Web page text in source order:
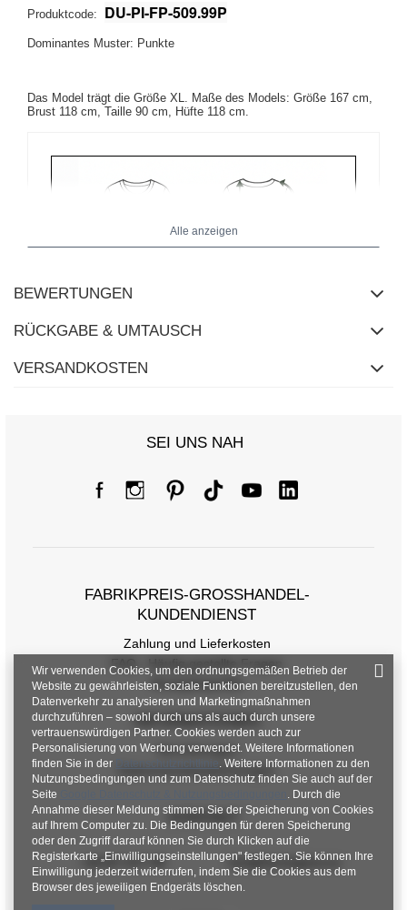
Produktcode: DU-PI-FP-509.99P
Dominantes Muster: Punkte
Das Model trägt die Größe XL. Maße des Models: Größe 167 cm,
Brust 118 cm, Taille 90 cm, Hüfte 118 cm
Größentabelle
Maße flach gemessen (+/- 1cm)
Größe XL 2XL 3XL 4XL
[A] Brustumfang 112 116 120
[C] Hüftumfang 112 116 120 124
[D] Gesamtlänge 72 74 76 78
[E] Ärmellänge 58 58 58 58
[F] Taillenumfang 66 70 74
[G] Hüftumfang 114 120 124 128
Alle anzeigen
BEWERTUNGEN
RÜCKGABE & UMTAUSCH
VERSANDKOSTEN
SEI UNS NAH
FABRIKPREIS-GROSSHANDEL-K
UNDENDIENST
Zahlung und Lieferkosten
FAQ - Häufig gestellte Fragen
Rückgabepolitik
INFORMATIONEN
Verordnungen
Datenschutzbestimmungen
KONTAKT
+48 601 547 740 hurt@factoryprice.eu
Wir verwenden Cookies, um den ordnungsgemäßen Betrieb der
Website zu gewährleisten, soziale Funktionen bereitzustellen, den
Datenverkehr zu analysieren und Marketingmaßnahmen
durchzuführen – sowohl durch uns als auch durch unsere
vertrauenswürdigen Partner. Cookies werden auch zur
Personalisierung von Werbung verwendet. Weitere Informationen
finden Sie in der
Datenschutzrichtlinie. Weitere Informationen zu den
Nutzungsbedingungen und zum Datenschutz finden Sie auch auf der
Seite
. Durch die
Annahme dieser Meldung stimmen Sie der Speicherung von Cookies
auf Ihrem Computer zu. Die Bedingungen für deren Speicherung
oder den Zugriff darauf können Sie durch Klicken auf die
Registerkarte „Einwilligungseinstellungen" festlegen. Sie können Ihre
Einwilligung jederzeit widerrufen, indem Sie die Cookies aus dem
Browser des jeweiligen Endgeräts löschen.